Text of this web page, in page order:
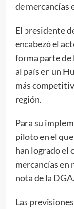
de mercancías
El presidente
encabezó el
forma parte de
al país en un
más
región.
Para su
piloto en el
han logrado el
mercancías en
nota de la DGA.
Las